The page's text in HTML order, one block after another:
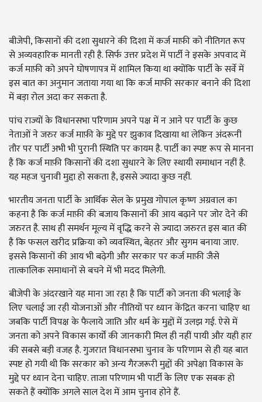
बीजेपी, किसानों की दशा सुधारने की दिशा में कर्ज माफ़ी को नीतिगत रूप
से अव्यवहारिक मानती रही है. सिर्फ उत्तर प्रदेश में पार्टी ने इसके अपवाद में
कर्ज माफ़ी को अपने घोषणापत्र में शामिल किया था क्योंकि पार्टी के सर्वे में
इस बात का अनुमान जताया गया था कि कर्ज माफी सरकार बनाने की दिशा
में बड़ा रोल अदा कर सकता है.
पांच राज्यों के विधानसभा परिणाम अपने पक्ष में न आने पर पार्टी के कुछ
नेताओं ने जरुर कर्ज माफ़ी के मुद्दे पर झुकाव दिखाया था लेकिन अंदरूनी
तौर पर पार्टी अभी भी पुरानी स्थिति पर कायम है. पार्टी का स्पष्ट रूप से मानना
है कि कर्ज माफ़ी किसानों की दशा सुधारने के लिए स्थायी समाधान नहीं है.
यह महज चुनावी मुद्दा हो सकता है, इससे ज्यादा कुछ नहीं.
भारतीय जनता पार्टी के आर्थिक सेल के प्रमुख गोपाल कृष्ण अग्रवाल का
कहना है कि कर्ज माफ़ी की बजाय किसानों की आय बढ़ाने पर जोर देने की
जरुरत है. साथ ही समर्थन मूल्य में वृद्धि करने से ज्यादा जरुरत इस बात की
है कि फसल खरीद प्रक्रिया को व्यवस्थित, बेहतर और सुगम बनाया जाए.
इससे किसानों की आय भी बढ़ेगी और सरकार पर कर्ज माफ़ी जैसे
तात्कालिक समाधानों से बचने में भी मदद मिलेगी.
बीजेपी के अंदरखाने यह माना जा रहा है कि पार्टी को जनता की भलाई के
लिए चलाई जा रही योजनाओं और नीतियों पर ध्यान केंद्रित करना चाहिए था
जबकि पार्टी विपक्ष के फैलाये जाति और धर्म के मुद्दों में उलझ गई. ऐसे में
जनता को अपने विकास कार्यों की जानकारी मिल ही नहीं पायी और यही हार
की सबसे बड़ी वजह है. गुजरात विधानसभा चुनाव के परिणाम से ही यह बात
स्पष्ट हो गयी थी कि सरकार को अन्य गैरजरूरी मुद्दों की अपेक्षा विकास के
मुद्दे पर ध्यान देना चाहिए. ताजा परिणाम भी पार्टी के लिए एक सबक हो
सकते हैं क्योंकि अगले साल देश में आम चुनाव होने हैं.